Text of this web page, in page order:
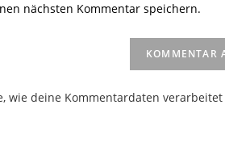
nächsten Kommentar speichern.
wie deine Kommentardaten